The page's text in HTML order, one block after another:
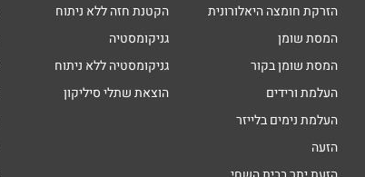
הזרקת חומצה היאלורונית
המסת שומן
המסת שומן בקור
העלמת ורידים
העלמת נימים בלייזר
הזעה
הקטנת חזה ללא ניתוח
גניקומסטיה
גניקומסטיה ללא ניתוח
הוצאת שתלי סיליקון